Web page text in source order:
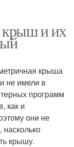
крыш и их
крыша
не имели в
программ
как и
они не
крышу.